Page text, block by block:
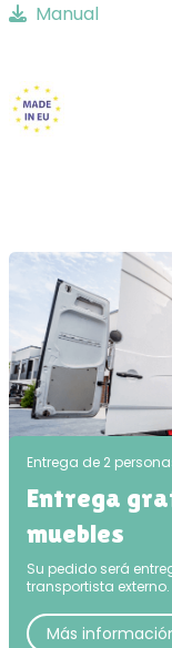
Manual
Entrega de 2
Entrega
muebles
Su pedido será
transportista externo.
Más